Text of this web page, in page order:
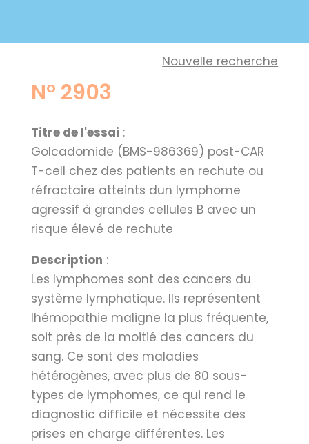
Nouvelle recherche
N° 2903
Titre de l'essai :
Golcadomide (BMS-986369) post-CAR
T-cell chez des patients en rechute ou
réfractaire atteints dun lymphome
agressif à grandes cellules B avec un
risque élevé de rechute
Description :
Les lymphomes sont des cancers du
système lymphatique. Ils représentent
lhémopathie maligne la plus fréquente,
soit près de la moitié des cancers du
sang. Ce sont des maladies
hétérogènes, avec plus de 80 sous-
types de lymphomes, ce qui rend le
diagnostic difficile et nécessite des
prises en charge différentes. Les